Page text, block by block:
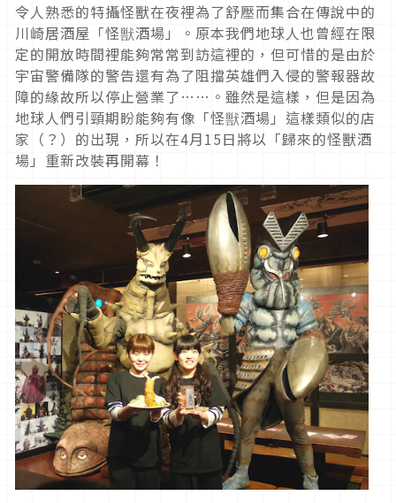
令人熟悉的特攝怪獸在夜裡為了舒壓而集合在傳說中的
川崎居酒屋「怪獣酒場」。原本我們地球人也曾經在限
定的開放時間裡能夠常常到訪這裡的，但可惜的是由於
宇宙警備隊的警告還有為了阻擋英雄們入侵的警報器故
障的緣故所以停止營業了……。雖然是這樣，但是因為
地球人們引頸期盼能夠有像「怪獣酒場」這樣類似的店
家（？）的出現，所以在4月15日將以「歸來的怪獸酒
場」重新改裝再開幕！